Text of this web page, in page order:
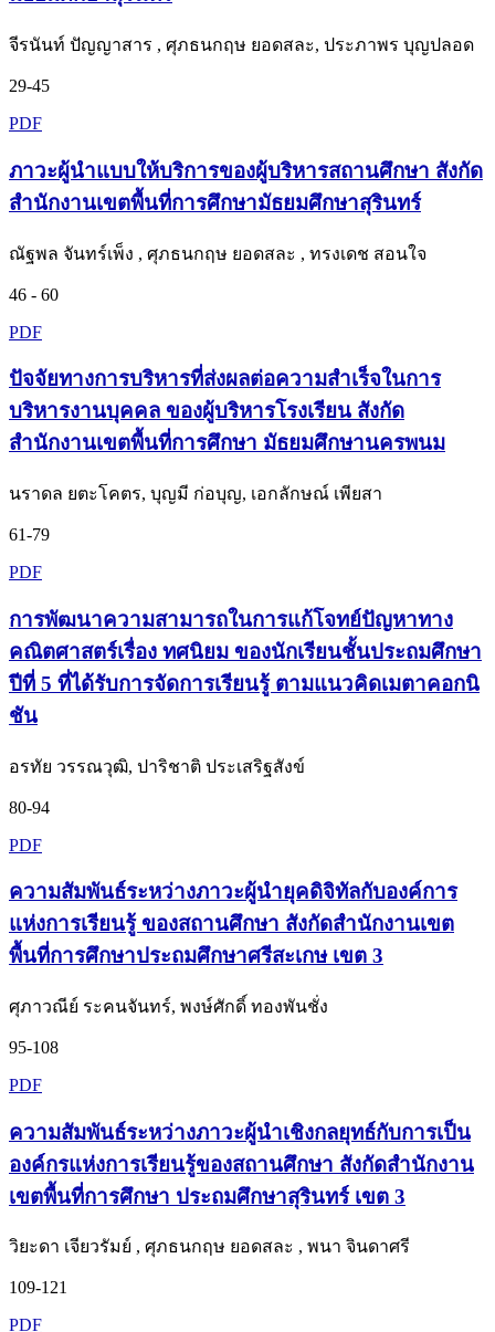
จีรนันท์ ปัญญาสาร , ศุภธนกฤษ ยอดสละ, ประภาพร บุญปลอด
29-45
PDF
ภาวะผู้นำแบบให้บริการของผู้บริหารสถานศึกษา สังกัด
สำนักงานเขตพื้นที่การศึกษามัธยมศึกษาสุรินทร์
ณัฐพล จันทร์เพ็ง , ศุภธนกฤษ ยอดสละ , ทรงเดช สอนใจ
46 - 60
PDF
ปัจจัยทางการบริหารที่ส่งผลต่อความสำเร็จในการ
บริหารงานบุคคล ของผู้บริหารโรงเรียน สังกัด
สำนักงานเขตพื้นที่การศึกษา มัธยมศึกษานครพนม
นราดล ยตะโคตร, บุญมี ก่อบุญ, เอกลักษณ์ เพียสา
61-79
PDF
การพัฒนาความสามารถในการแก้โจทย์ปัญหาทาง
คณิตศาสตร์เรื่อง ทศนิยม ของนักเรียนชั้นประถมศึกษา
ปีที่ 5 ที่ได้รับการจัดการเรียนรู้ ตามแนวคิดเมตาคอกนิ
ชัน
อรทัย วรรณวุฒิ, ปาริชาติ ประเสริฐสังข์
80-94
PDF
ความสัมพันธ์ระหว่างภาวะผู้นำยุคดิจิทัลกับองค์การ
แห่งการเรียนรู้ ของสถานศึกษา สังกัดสำนักงานเขต
พื้นที่การศึกษาประถมศึกษาศรีสะเกษ เขต 3
ศุภาวณีย์ ระคนจันทร์, พงษ์ศักดิ์ ทองพันชั่ง
95-108
PDF
ความสัมพันธ์ระหว่างภาวะผู้นำเชิงกลยุทธ์กับการเป็น
องค์กรแห่งการเรียนรู้ของสถานศึกษา สังกัดสำนักงาน
เขตพื้นที่การศึกษา ประถมศึกษาสุรินทร์ เขต 3
วิยะดา เจียวรัมย์ , ศุภธนกฤษ ยอดสละ , พนา จินดาศรี
109-121
PDF